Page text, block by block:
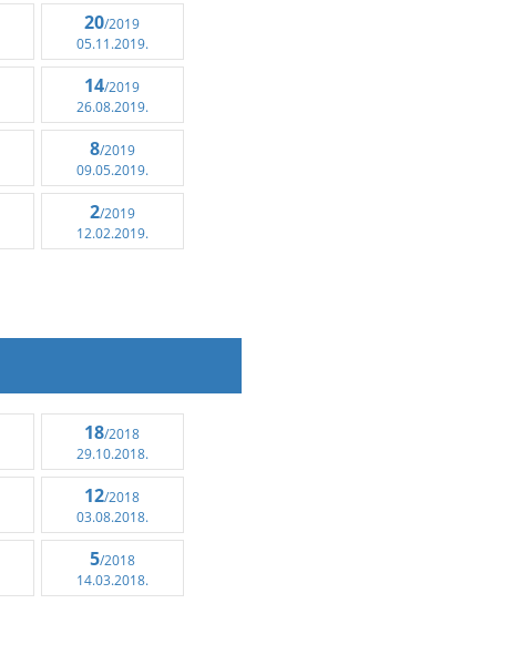
20/2019
05.11.2019.
14/2019
26.08.2019.
8/2019
09.05.2019.
2/2019
12.02.2019.
18/2018
29.10.2018.
12/2018
03.08.2018.
5/2018
14.03.2018.